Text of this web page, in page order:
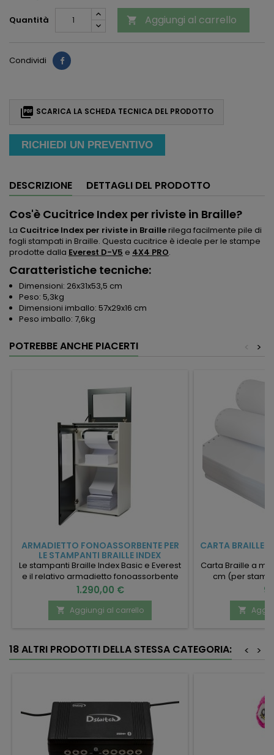
Quantità  Aggiungi al carrello
Condividi
 SCARICA LA SCHEDA TECNICA DEL PRODOTTO
RICHIEDI UN PREVENTIVO
DESCRIZIONE DETTAGLI DEL PRODOTTO
Cos'è Cucitrice Index per riviste in Braille?
La Cucitrice Index per riviste in Braillerilega facilmente pile di
fogli stampati in Braille. Questa cucitrice è ideale per le stampe
prodotte dalla Everest D-V5 e 4X4 PRO.
Caratteristiche tecniche:
Dimensioni: 26x31x53,5 cm
Peso: 5,3kg
Dimensioni imballo: 57x29x16 cm
Peso imballo: 7,6kg
POTREBBE ANCHE PIACERTI >
<
ARMADIETTO FONOASSORBENTE PER
LE STAMPANTI BRAILLE INDEX
Le stampanti Braille Index Basic e Everest
e il relativo armadietto fonoassorbente
costituiscono una completa postazione
per la produzione di stampe braille.
Prezzo
1.290,00 €
 Aggiungi al carrello
CARTA BRAILLE
Carta Braille a
cm (per

18 ALTRI PRODOTTI DELLA STESSA CATEGORIA: >
<